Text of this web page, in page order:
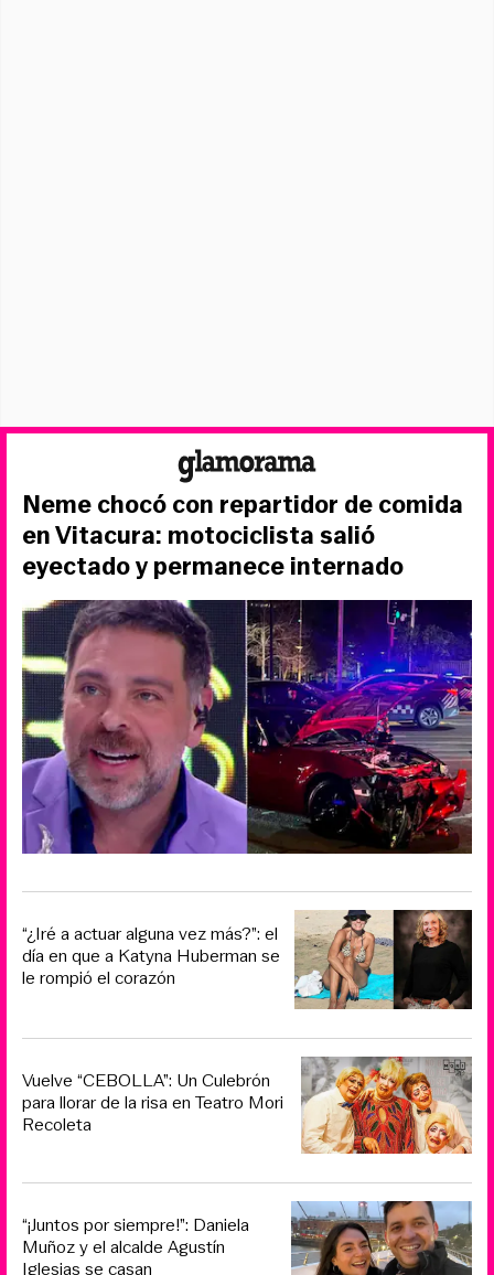
Neme chocó con repartidor de comida
en Vitacura: motociclista salió
eyectado y permanece internado
“¿Iré a actuar alguna vez más?”: el
día en que a Katyna Huberman se
le rompió el corazón
Vuelve “CEBOLLA”: Un Culebrón
para llorar de la risa en Teatro Mori
Recoleta
“¡Juntos por siempre!”: Daniela
Muñoz y el alcalde Agustín
Iglesias se casan